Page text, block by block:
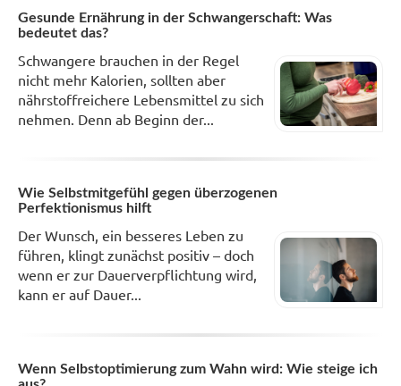
Gesunde Ernährung in der Schwangerschaft: Was
bedeutet das?
Schwangere brauchen in der Regel
nicht mehr Kalorien, sollten aber
nährstoffreichere Lebensmittel zu sich
nehmen. Denn ab Beginn der...
Wie Selbstmitgefühl gegen überzogenen
Perfektionismus hilft
Der Wunsch, ein besseres Leben zu
führen, klingt zunächst positiv – doch
wenn er zur Dauerverpflichtung wird,
kann er auf Dauer...
Wenn Selbstoptimierung zum Wahn wird: Wie steige ich